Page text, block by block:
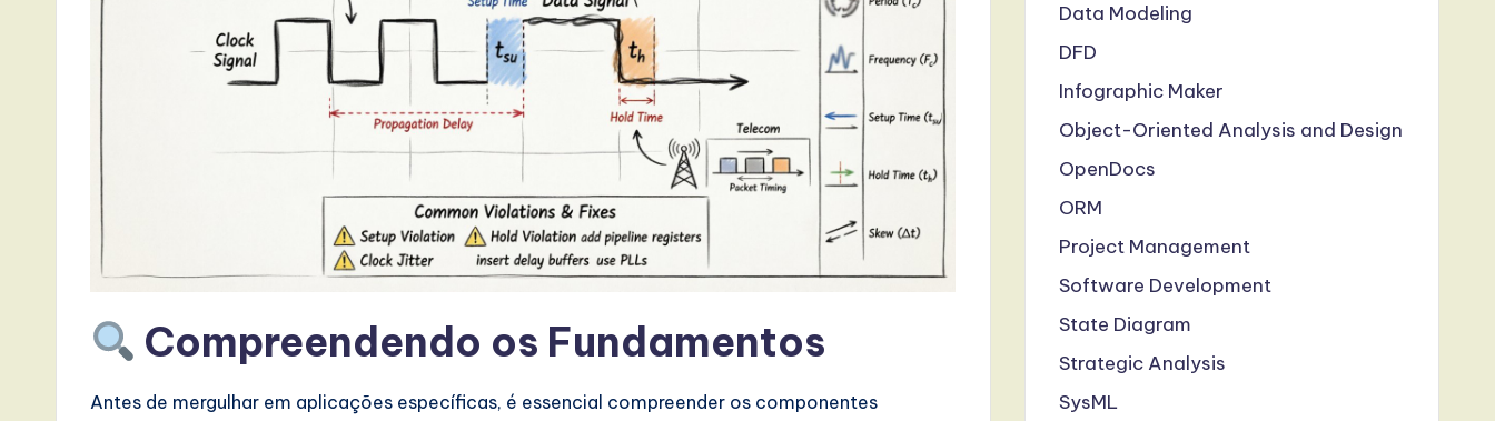
Compreendendo os Fundamentos
Antes de mergulhar em aplicações específicas, é essencial compreender os componentes
Data Modeling
DFD
Infographic Maker
Object-Oriented Analysis and Design
OpenDocs
ORM
Project Management
Software Development
State Diagram
Strategic Analysis
SysML